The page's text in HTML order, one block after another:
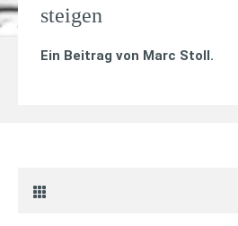
steigen
Ein Beitrag von Marc Stoll.